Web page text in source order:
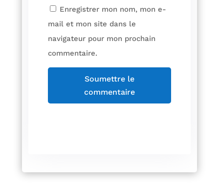
Enregistrer mon nom, mon e-
mail et mon site dans le
navigateur pour mon prochain
commentaire.
Soumettre le
commentaire